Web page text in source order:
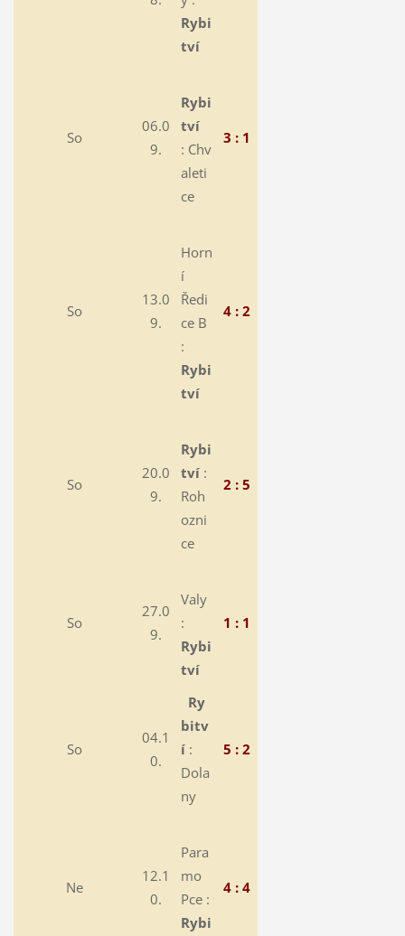
Rybi
tví
So
06.0
9.
Rybi
tví
: Chv
aleti
ce
3 : 1
So
13.0
9.
Horn
í
Ředi
ce B
:
Rybi
tví
4 : 2
So
20.0
9.
Rybi
tví :
Roh
ozni
ce
2 : 5
So
27.0
9.
Valy
:
Rybi
tví
1 : 1
So
04.1
0.
Ry
bitv
í :
Dola
ny
5 : 2
Ne
12.1
0.
Para
mo
Pce :
Rybi
4 : 4